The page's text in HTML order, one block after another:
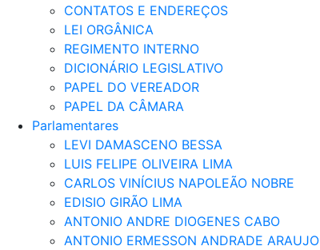
CONTATOS E ENDEREÇOS
LEI ORGÂNICA
REGIMENTO INTERNO
DICIONÁRIO LEGISLATIVO
PAPEL DO VEREADOR
PAPEL DA CÂMARA
Parlamentares
LEVI DAMASCENO BESSA
LUIS FELIPE OLIVEIRA LIMA
CARLOS VINÍCIUS NAPOLEÃO NOBRE
EDISIO GIRÃO LIMA
ANTONIO ANDRE DIOGENES CABO
ANTONIO ERMESSON ANDRADE ARAUJO